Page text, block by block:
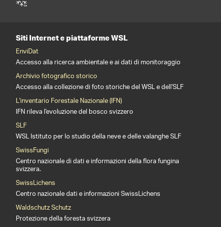
Siti Internet e piattaforme WSL
EnviDat
Accesso alla ricerca ambientale e ai dati di monitoraggio
Archivio fotografico storico
Accesso alla collezione di foto storiche del WSL e dell'SLF
L'inventario Forestale Nazionale (IFN)
IFN rileva l'evoluzione del bosco svizzero
SLF
WSL Istituto per lo studio della neve e delle valanghe SLF
SwissFungi
Centro nazionale di dati e informazioni della flora fungina
svizzera.
SwissLichens
Centro nazionale dati e informazioni SwissLichens
Waldschutz Schutz
Protezione della foresta svizzera